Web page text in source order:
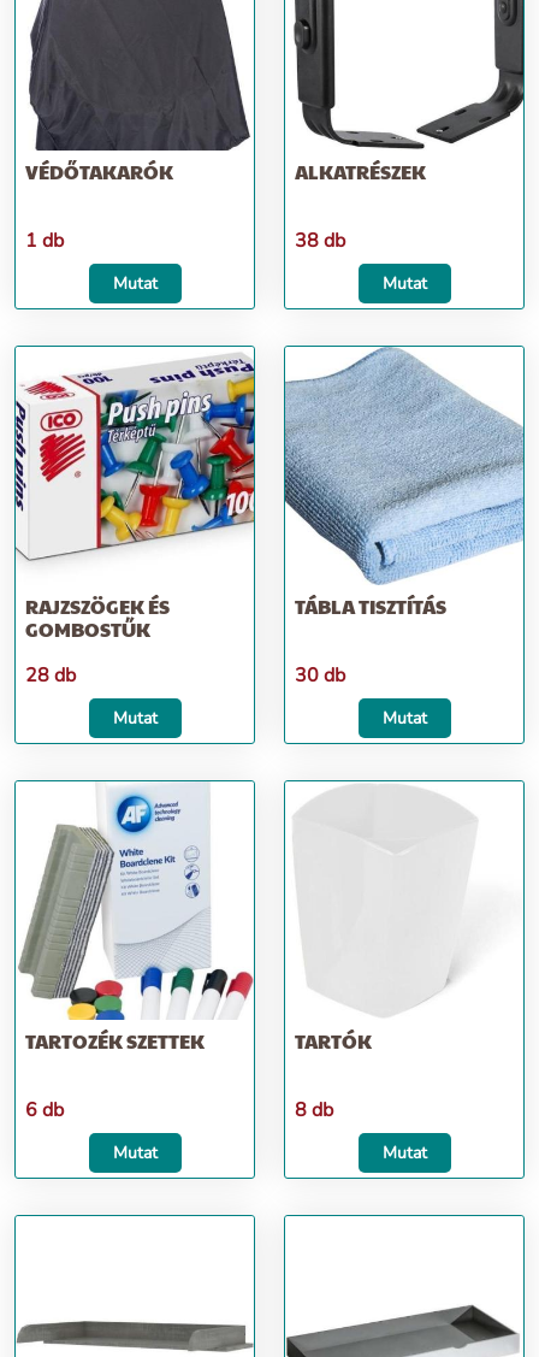
VÉDŐTAKARÓK
1 db
Mutat
ALKATRÉSZEK
38 db
Mutat
RAJZSZÖGEK ÉS
GOMBOSTŰK
28 db
Mutat
TÁBLA TISZTÍTÁS
30 db
Mutat
TARTOZÉK SZETTEK
6 db
Mutat
TARTÓK
8 db
Mutat